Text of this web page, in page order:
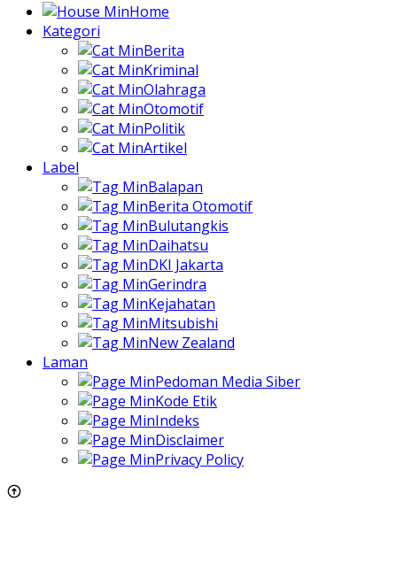
Home
Kategori
Berita
Kriminal
Olahraga
Otomotif
Politik
Artikel
Label
Balapan
Berita Otomotif
Bulutangkis
Daihatsu
DKI Jakarta
Gerindra
Kejahatan
Mitsubishi
New Zealand
Laman
Pedoman Media Siber
Kode Etik
Indeks
Disclaimer
Privacy Policy